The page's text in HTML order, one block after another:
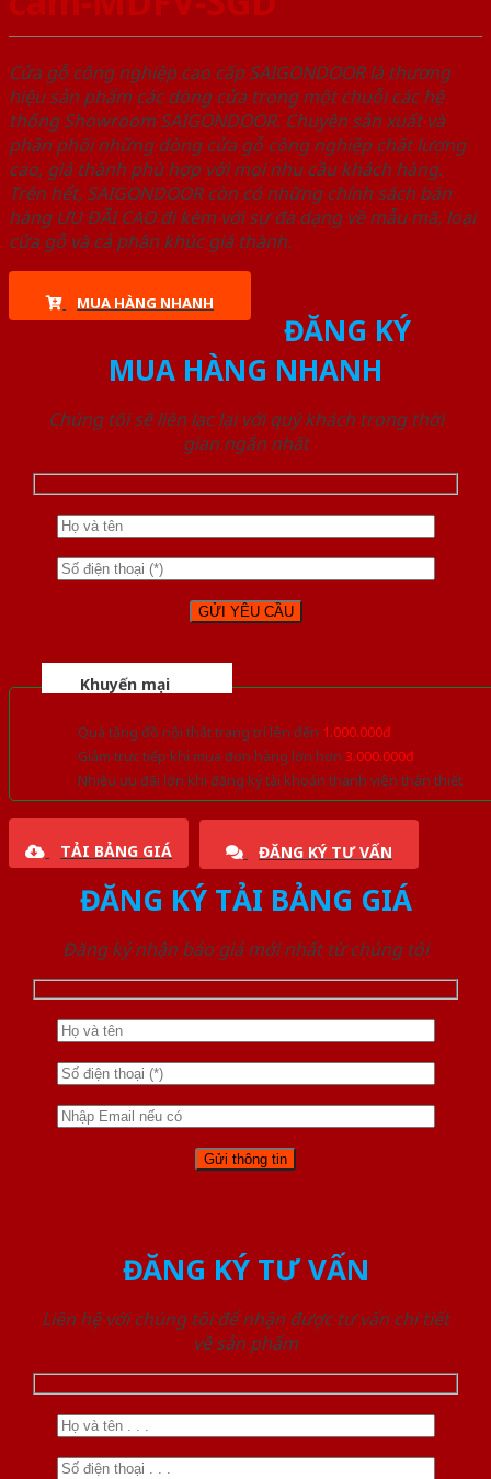
Cửa gỗ công nghiệp cao cấp SAIGONDOOR là thương
hiệu sản phẩm các dòng cửa trong một chuỗi các hệ
thống Showroom SAIGONDOOR. Chuyên sản xuất và
phân phối những dòng cửa gỗ công nghiệp chất lượng
cao, giá thành phù hợp với mọi nhu cầu khách hàng.
Trên hết, SAIGONDOOR còn có những chính sách bán
hàng ƯU ĐÃI CAO đi kèm với sự đa dạng về mẫu mã, loại
cửa gỗ và cả phân khúc giá thành.
MUA HÀNG NHANH
ĐĂNG KÝ
MUA HÀNG NHANH
Chúng tôi sẽ liên lạc lại với quý khách trong thời
gian ngắn nhất
Khuyến mại
Quà tặng đồ nội thất trang trí lên đến 1.000.000đ
Giảm trực tiếp khi mua đơn hàng lớn hơn 3.000.000đ
Nhiều ưu đãi lớn khi đăng ký tài khoản thành viên thân thiết
TẢI BẢNG GIÁ ĐĂNG KÝ TƯ VẤN
ĐĂNG KÝ TẢI BẢNG GIÁ
Đăng ký nhận báo giá mới nhất từ chúng tôi
ĐĂNG KÝ TƯ VẤN
Liên hệ với chúng tôi để nhận được tư vấn chi tiết
về sản phẩm